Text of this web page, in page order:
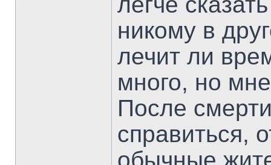
никому в
лечит ли
много, но
После
справиться,
обычные